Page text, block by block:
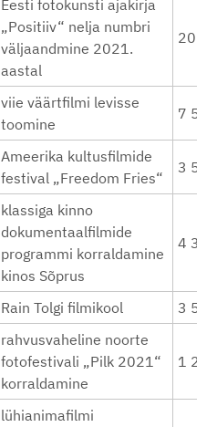
Eesti fotokunsti ajakirja
„Positiiv“ nelja numbri
väljaandmine 2021.
aastal
20
viie väärtfilmi levisse
toomine
7 500
Ameerika kultusfilmide
festival „Freedom Fries“
3 500
klassiga kinno
dokumentaalfilmide
programmi korraldamine
kinos Sõprus
4 300
Rain Tolgi filmikool 3 500
rahvusvaheline noorte
fotofestivali „Pilk 2021“
korraldamine
1 200
lühianimafilmi